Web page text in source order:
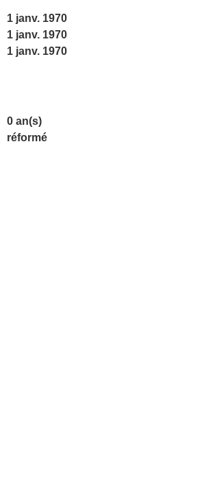
1 janv. 1970
1 janv. 1970
1 janv. 1970
0 an(s)
réformé